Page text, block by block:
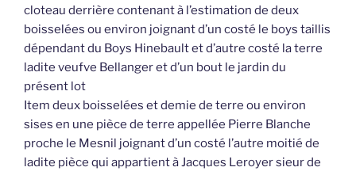
cloteau derrière contenant à l’estimation de deux
boisselées ou environ joignant d’un costé le boys taillis
dépendant du Boys Hinebault et d’autre costé la terre
ladite veufve Bellanger et d’un bout le jardin du
présent lot
Item deux boisselées et demie de terre ou environ
sises en une pièce de terre appellée Pierre Blanche
proche le Mesnil joignant d’un costé l’autre moitié de
ladite pièce qui appartient à Jacques Leroyer sieur de